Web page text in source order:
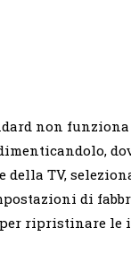
non
TV,
di
per ripristinare le